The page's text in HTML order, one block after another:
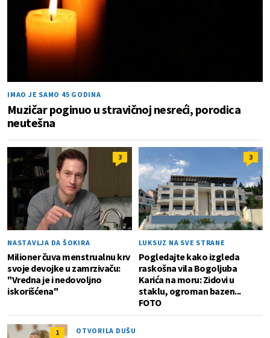
IMAO JE SAMO 45 GODINA
Muzičar poginuo u stravičnoj nesreći, porodica
neutešna
3
NASTAVLJA DA ŠOKIRA
Milioner čuva menstrualnu krv
svoje devojke u zamrzivaču:
"Vredna je i nedovoljno
iskorišćena"
3
LUKSUZ NA SVE STRANE
Pogledajte kako izgleda
raskošna vila Bogoljuba
Karića na moru: Zidovi u
staklu, ogroman bazen...
FOTO
1 OTVORILA DUŠU